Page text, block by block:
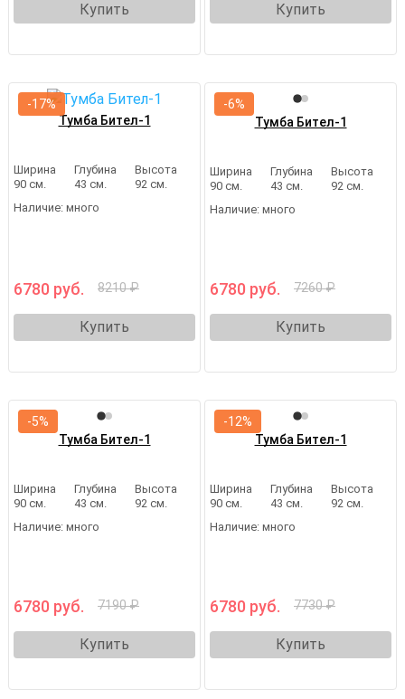
Купить Купить
Тумба Бител-1
Ширина
90 см.
Глубина
43 см.
Высота
92 см.
Наличие: много
6780 руб. 8210 ₽
Купить
-17%
Тумба Бител-1
Ширина
90 см.
Глубина
43 см.
Высота
92 см.
Наличие: много
6780 руб. 7260 ₽
Купить
-6%
Тумба Бител-1
Ширина
90 см.
Глубина
43 см.
Высота
92 см.
Наличие: много
6780 руб. 7190 ₽
Купить
-5%
Тумба Бител-1
Ширина
90 см.
Глубина
43 см.
Высота
92 см.
Наличие: много
6780 руб. 7730 ₽
Купить
-12%